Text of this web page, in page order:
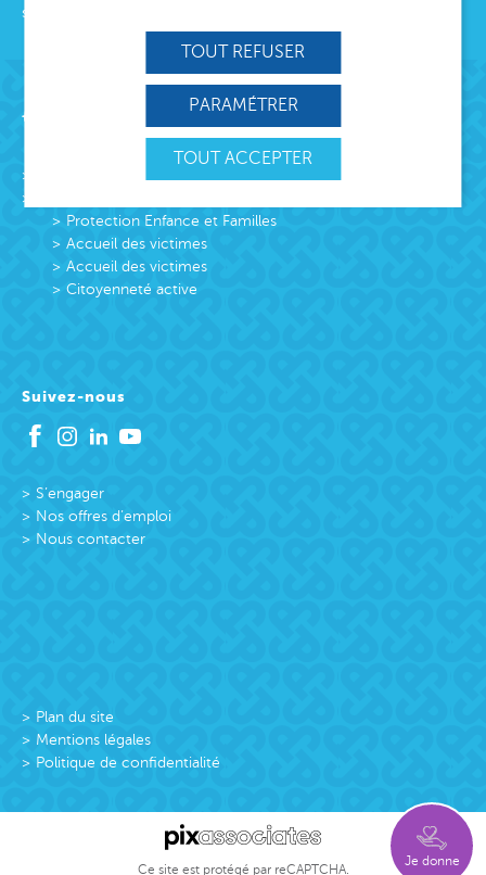
Je donne
siege@montjoye.org
Acteur de lien social
Protection Enfance et Familles
Accueil des victimes
Accueil des victimes
Citoyenneté active
Suivez-nous
S’engager
Nos offres d’emploi
Nous contacter
Plan du site
Mentions légales
Politique de confidentialité
Ce site est protégé par reCAPTCHA.
TOUT ACCEPTER
TOUT REFUSER
PARAMÉTRER